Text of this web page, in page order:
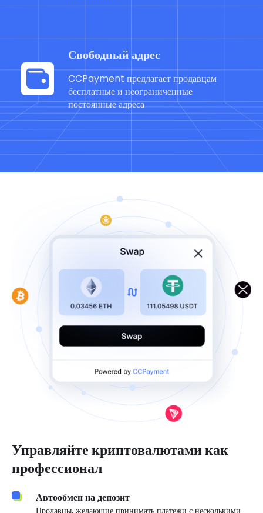
Свободный адрес
CCPayment предлагает продавцам
бесплатные и неограниченные
постоянные адреса
Управляйте криптовалютами как
профессионал
Автообмен на депозит
Продавцы, желающие принимать платежи с несколькими